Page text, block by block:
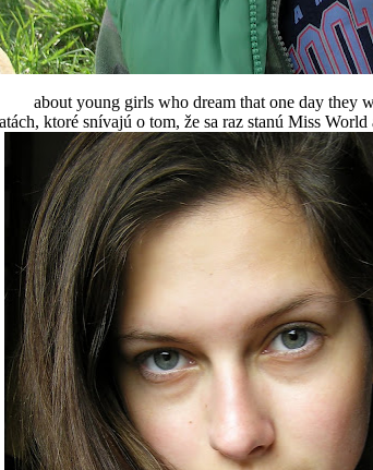
about young girls who dream that one day they
ktoré snívajú o tom, že sa raz stanú Miss